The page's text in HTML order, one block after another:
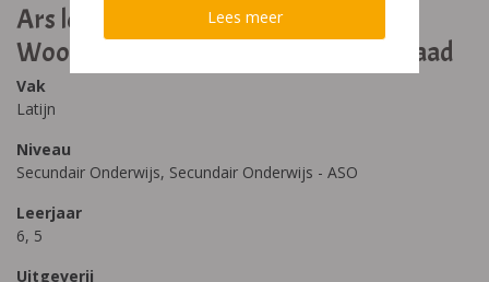
Ars legendi Scrinium Dulces Musae B
Woordenlijst Latijn voor de derde graad
Vak
Latijn
Niveau
Secundair Onderwijs, Secundair Onderwijs - ASO
Leerjaar
6, 5
Uitgeverij
Lees meer